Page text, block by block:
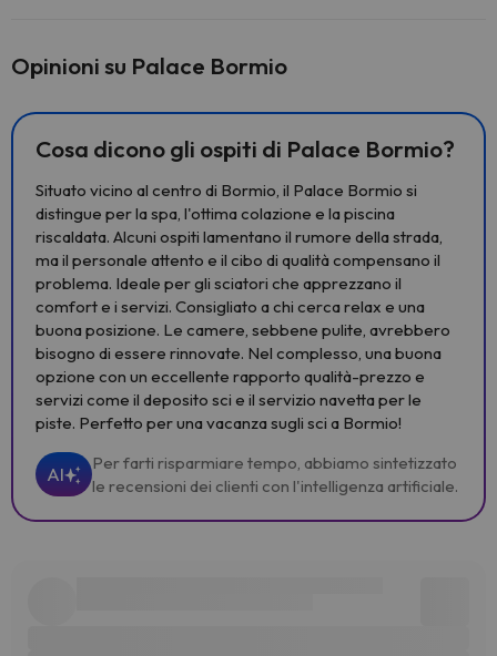
Opinioni su Palace Bormio
Cosa dicono gli ospiti di Palace Bormio?
Situato vicino al centro di Bormio, il Palace Bormio si
distingue per la spa, l'ottima colazione e la piscina
riscaldata. Alcuni ospiti lamentano il rumore della strada,
ma il personale attento e il cibo di qualità compensano il
problema. Ideale per gli sciatori che apprezzano il
comfort e i servizi. Consigliato a chi cerca relax e una
buona posizione. Le camere, sebbene pulite, avrebbero
bisogno di essere rinnovate. Nel complesso, una buona
opzione con un eccellente rapporto qualità-prezzo e
servizi come il deposito sci e il servizio navetta per le
piste. Perfetto per una vacanza sugli sci a Bormio!
AI
Per farti risparmiare tempo, abbiamo sintetizzato
le recensioni dei clienti con l'intelligenza artificiale.